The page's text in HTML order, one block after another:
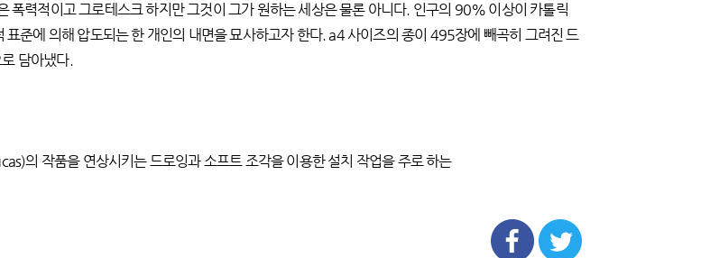
폭력적이고 그로테스크 하지만 그것이 그가 원하는 세상은 물론 아니다. 인구의 90% 이상이 카톨릭
준에 의해 압도되는 한 개인의 내면을 묘사하고자 한다. a4 사이즈의 종이 495장에 빼곡히 그려진 드
담아냈다.
의 작품을 연상시키는 드로잉과 소프트 조각을 이용한 설치 작업을 주로 하는